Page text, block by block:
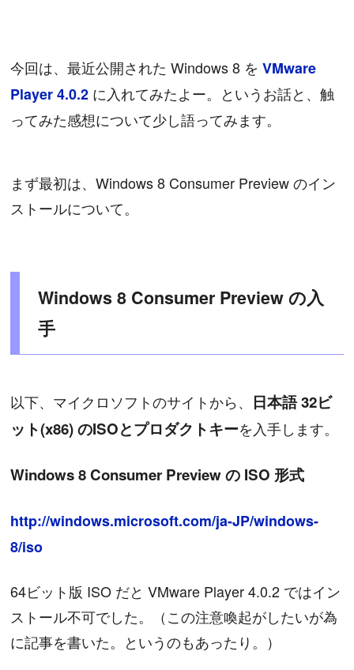
今回は、最近公開された Windows 8 をVMware
Player 4.0.2 に入れてみたよー。というお話と、触
ってみた感想について少し語ってみます。
まず最初は、Windows 8 Consumer Preview のイン
ストールについて。
Windows 8 Consumer Preview の入
手
以下、マイクロソフトのサイトから、 日本語 32ビ
ット(x86) のISOとプロダクトキーを入手します。
Windows 8 Consumer Preview の ISO 形式
http://windows.microsoft.com/ja-JP/windows-
8/iso
64ビット版 ISO だと VMware Player 4.0.2 ではイン
ストール不可でした。（この注意喚起がしたいが為
に記事を書いた。というのもあったり。）